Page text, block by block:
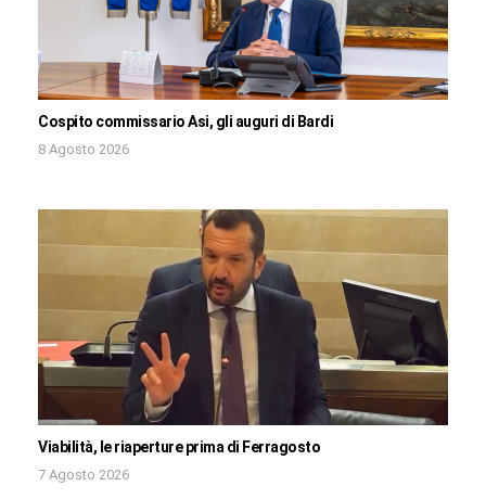
Cospito commissario Asi, gli auguri di Bardi
8 Agosto 2026
Viabilità, le riaperture prima di Ferragosto
7 Agosto 2026